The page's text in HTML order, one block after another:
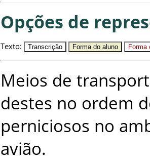
Opções de
Texto: Transcrição Forma do aluno Forma
Meios de
destes no ordem
perniciosos no
avião.